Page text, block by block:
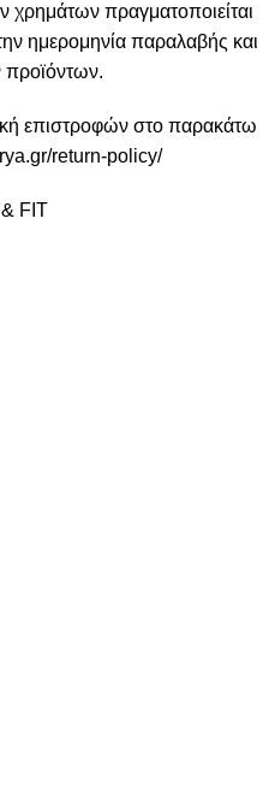
χρημάτων πραγματοποιείται
ημερομηνία παραλαβής και
προϊόντων.
επιστροφών στο παρακάτω
return-policy/
FIT